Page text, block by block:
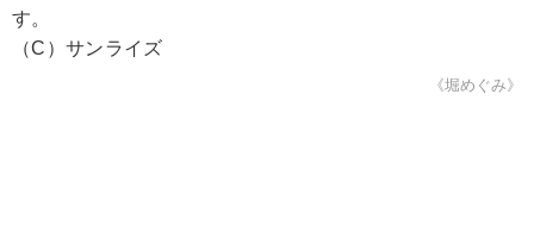
す。
（C）サンライズ
《堀めぐみ》